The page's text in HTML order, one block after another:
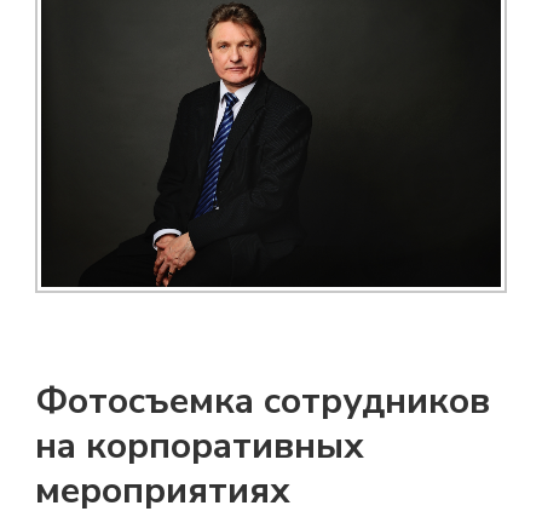
Фотосъемка сотрудников
на корпоративных
мероприятиях